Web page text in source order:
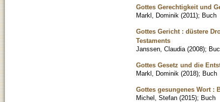
Gottes Gerechtigkeit und
Markl, Dominik (2011); Buch
Gottes Gericht : düstere
Testaments
Janssen, Claudia (2008);
Gottes Gesetz und die
Markl, Dominik (2018); Buch
Gottes gesungenes Wort :
Michel, Stefan (2015); Buch